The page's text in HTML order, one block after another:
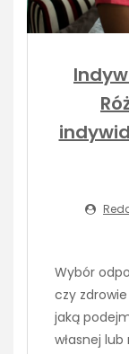
Wybór
czy
jaką
własnej